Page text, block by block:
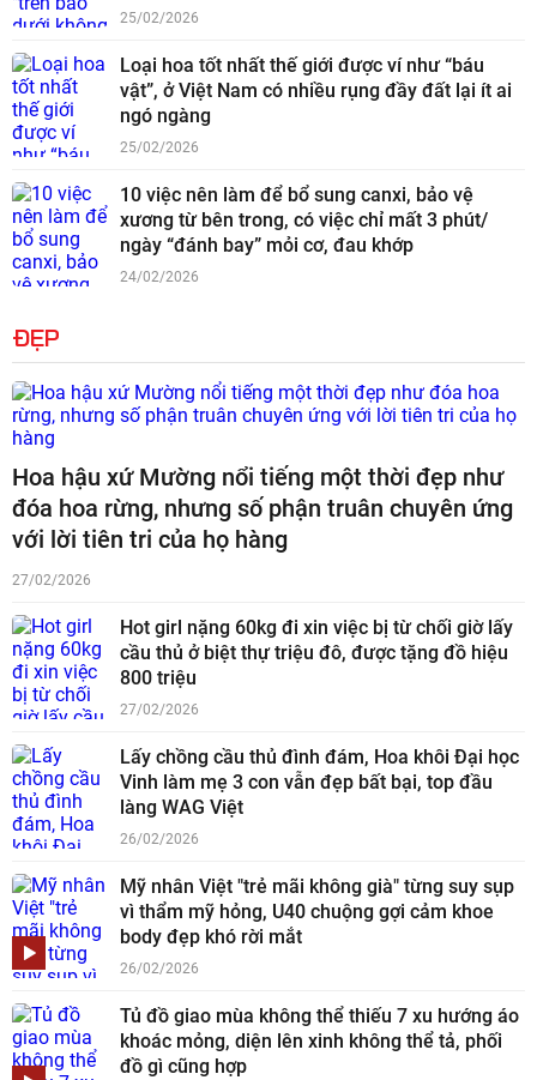
25/02/2026
Loại hoa tốt nhất thế giới được ví như “báu
vật”, ở Việt Nam có nhiều rụng đầy đất lại ít ai
ngó ngàng
25/02/2026
10 việc nên làm để bổ sung canxi, bảo vệ
xương từ bên trong, có việc chỉ mất 3 phút/
ngày “đánh bay” mỏi cơ, đau khớp
24/02/2026
ĐẸP
Hoa hậu xứ Mường nổi tiếng một thời đẹp như
đóa hoa rừng, nhưng số phận truân chuyên ứng
với lời tiên tri của họ hàng
27/02/2026
Hot girl nặng 60kg đi xin việc bị từ chối giờ lấy
cầu thủ ở biệt thự triệu đô, được tặng đồ hiệu
800 triệu
27/02/2026
Lấy chồng cầu thủ đình đám, Hoa khôi Đại học
Vinh làm mẹ 3 con vẫn đẹp bất bại, top đầu
làng WAG Việt
26/02/2026
Mỹ nhân Việt "trẻ mãi không già" từng suy sụp
vì thẩm mỹ hỏng, U40 chuộng gợi cảm khoe
body đẹp khó rời mắt
26/02/2026
Tủ đồ giao mùa không thể thiếu 7 xu hướng áo
khoác mỏng, diện lên xinh không thể tả, phối
đồ gì cũng hợp